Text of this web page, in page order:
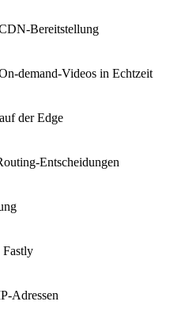
Bereitstellung
demand-Videos in Echtzeit
der Edge
Entscheidungen
Fastly
Adressen